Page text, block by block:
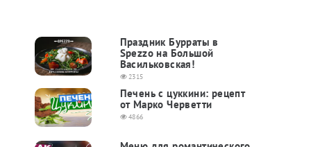
Праздник Бурраты в
Spezzo на Большой
Васильковская!
2315
Печень с цуккини: рецепт
от Марко Черветти
4866